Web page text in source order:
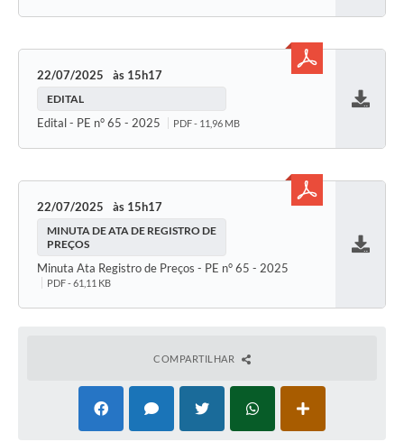
22/07/2025 15h17
EDITAL
Edital - PE n° 65 - 2025 PDF - 11,96 MB
22/07/2025 15h17
MINUTA DE ATA DE REGISTRO DE
PREÇOS
Minuta Ata Registro de Preços - PE n° 65 - 2025
PDF - 61,11 KB
COMPARTILHAR